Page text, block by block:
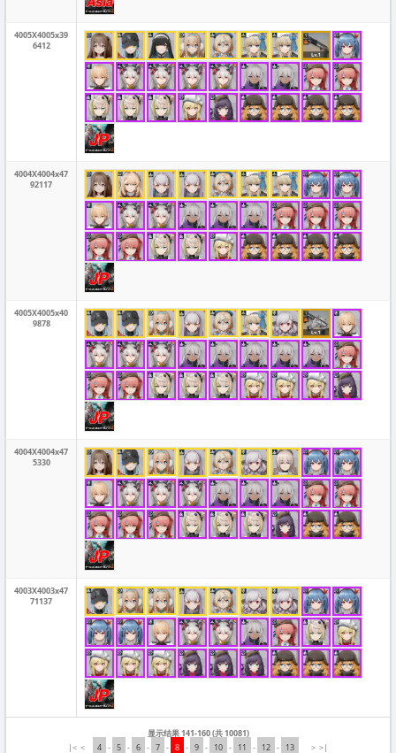
4005X4005x39
6412
4004X4004x47
92117
4005X4005x40
9878
4004X4004x47
5330
4003X4003x47
71137
显示结果 141-160 (共 10081)
|< < 4 - 5 - 6 - 7 - 8 - 9 - 10 - 11 - 12 - 13 > >|